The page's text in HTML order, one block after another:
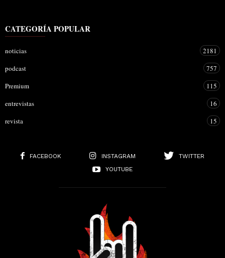
CATEGORÍA POPULAR
noticias
2181
podcast
757
Premium
115
entrevistas
16
revista
15
FACEBOOK INSTAGRAM
TWITTER
YOUTUBE